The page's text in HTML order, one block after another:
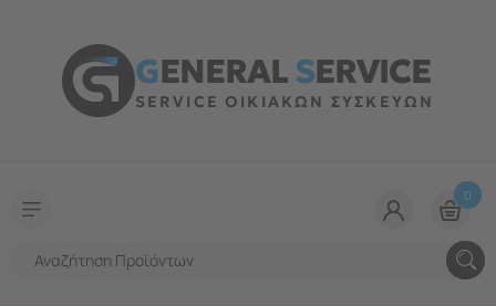
GENERALSERVICE
SERVICE ΟΙΚΙΑΚΩΝ ΣΥΣΚΕΥΩΝ
0